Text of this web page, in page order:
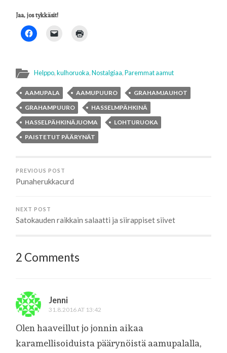
Jaa, jos tykkäsit!
Helppo,kulhoruoka,Nostalgiaa,Paremmat aamut
AAMUPALA AAMUPUURO
GRAHAMJAUHOT
GRAHAMPUURO
HASSELMPÄHKINÄ
HASSELPÄHKINÄJUOMA
LOHTURUOKA
PAISTETUT PÄÄRYNÄT
PREVIOUS POST
Punaherukkacurd
NEXT POST
Satokauden raikkain salaatti ja siirappiset siivet
2 Comments
Jenni
31.8.2016 AT 13:42
Olen haaveillut jo jonnin aikaa
karamellisoiduista päärynöistä aamupalalla,